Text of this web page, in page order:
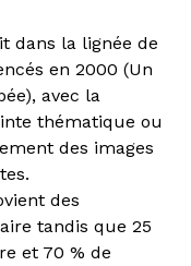
dans la lignée de
en 2000 (Un
avec la
thématique ou
des images
des
tandis que 25
et 70 % de